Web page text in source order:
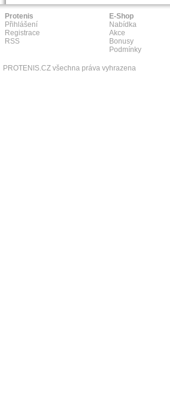
Protenis
Přihlášení
Registrace
RSS
E-Shop
Nabídka
Akce
Bonusy
Podmínky
PROTENIS.CZ všechna práva vyhrazena